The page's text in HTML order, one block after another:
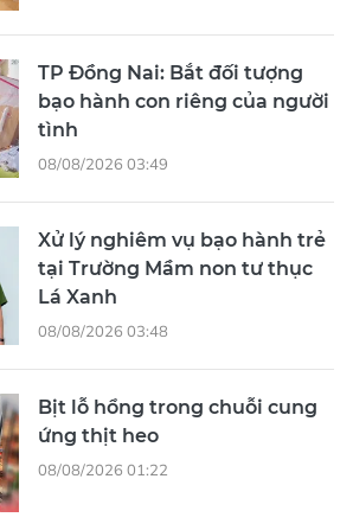
TP Đồng Nai: Bắt đối tượng
bạo hành con riêng của người
tình
08/08/2026 03:49
Xử lý nghiêm vụ bạo hành trẻ
tại Trường Mầm non tư thục
Lá Xanh
08/08/2026 03:48
Bịt lỗ hổng trong chuỗi cung
ứng thịt heo
08/08/2026 01:22